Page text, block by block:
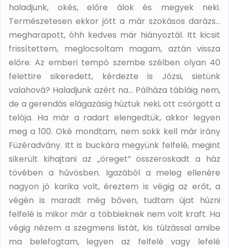
haladjunk, okés, előre álok és megyek neki.
Természetesen ekkor jött a már szokásos darázs…
megharapott, óhh kedves már hiányoztál. Itt kicsit
frissítettem, meglocsoltam magam, aztán vissza
előre. Az emberi tempó szembe szélben olyan 40
felettire sikeredett, kérdezte is Józsi, sietünk
valahová? Haladjunk azért na… Pálháza tábláig nem,
de a gerendás elágazásig húztuk neki, ott csörgött a
telója. Ha már a radart elengedtük, akkor legyen
meg a 100. Oké mondtam, nem sokk kell már irány
Füzéradvány. Itt is buckára megyünk felfelé, megint
sikerült kihajtani az „öreget” összeroskadt a ház
tövében a hűvösben. Igazából a meleg ellenére
nagyon jó karika volt, éreztem is végig az erőt, a
végén is maradt még bőven, tudtam újat húzni
felfelé is mikor már a többieknek nem volt kraft. Ha
végig nézem a szegmens listát, kis túlzással amibe
ma belefogtam, legyen az felfelé vagy lefelé